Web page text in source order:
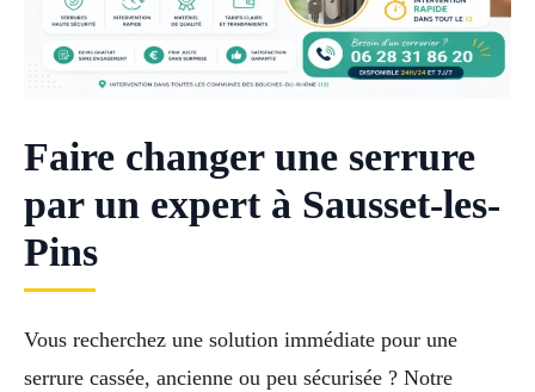
Faire changer une serrure
par un expert à Sausset-les-
Pins
Vous recherchez une solution immédiate pour une
serrure cassée, ancienne ou peu sécurisée ? Notre